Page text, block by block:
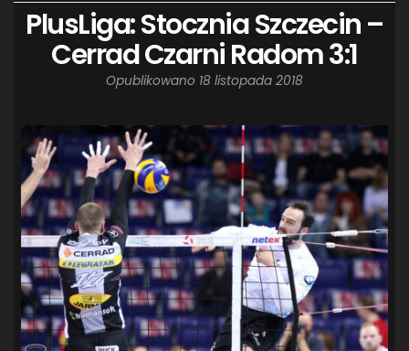
PlusLiga: Stocznia Szczecin –
Cerrad Czarni Radom 3:1
Opublikowano 18 listopada 2018